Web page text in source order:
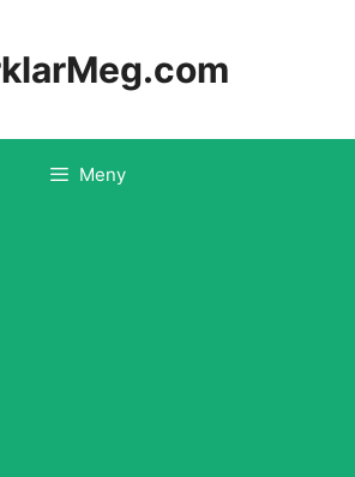
Meny